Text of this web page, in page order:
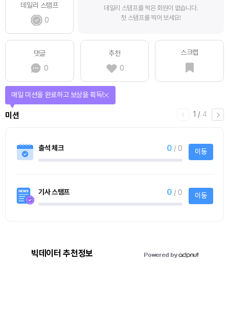
데일리 스탬프
0
데일리 스탬프를 찍은 회원이 없습니다.
첫 스탬프를 찍어 보세요!
댓글
0
추천
0
스크랩
1 / 4
미션
매일 미션을 완료하고 보상을 획득!
출석 체크 0 / 0 이동
기사 스탬프 0 / 0 이동
빅데이터 추천정보